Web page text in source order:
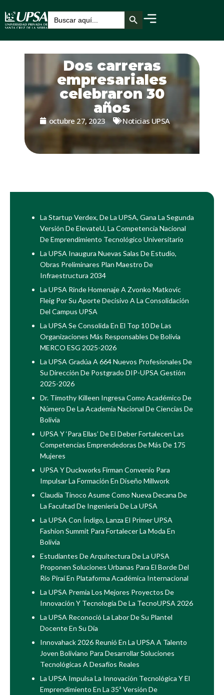
Buscar: Botón de búsqueda
Dos carreras
empresariales
celebraron 30
años
octubre 27, 2023 Noticias UPSA
La Startup Verdex, De La UPSA, Gana La Segunda
Versión De ElevateU, La Competencia Nacional
De Emprendimiento Tecnológico Universitario
La UPSA Inaugura Nuevas Salas De Estudio,
Obras Preliminares Plan Maestro De
Infraestructura 2034
La UPSA Rinde Homenaje A Zvonko Matkovic
Fleig Por Su Aporte Decisivo A La Consolidación
Del Campus UPSA
La UPSA Se Consolida En El Top 10 De Las
Organizaciones Más Responsables De Bolivia
MERCO ESG 2025-2026
La UPSA Gradúa A 664 Nuevos Profesionales De
Su Dirección De Postgrado DIP-UPSA Gestión
2025-2026
Dr. Timothy Killeen Ingresa Como Académico De
Número De La Academia Nacional De Ciencias De
Bolivia
UPSA Y ‘Para Ellas’ De El Deber Fortalecen Las
Competencias Emprendedoras De Más De 175
Mujeres
UPSA Y Duckworks Firman Convenio Para
Impulsar La Formación En Diseño Millwork
Claudia Tinoco Asume Como Nueva Decana De
La Facultad De Ingeniería De La UPSA
La UPSA Con Índigo, Lanza El Primer UPSA
Fashion Summit Para Fortalecer La Moda En
Bolivia
Estudiantes De Arquitectura De La UPSA
Proponen Soluciones Urbanas Para El Borde Del
Río Piraí En Plataforma Académica Internacional
La UPSA Premia Los Mejores Proyectos De
Innovación Y Tecnología De La TecnoUPSA 2026
La UPSA Reconoció La Labor De Su Plantel
Docente En Su Día
Innovahack 2026 Reunió En La UPSA A Talento
Joven Boliviano Para Desarrollar Soluciones
Tecnológicas A Desafíos Reales
La UPSA Impulsa La Innovación Tecnológica Y El
Emprendimiento En La 35ª Versión De